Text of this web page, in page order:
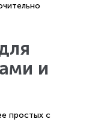
и
простых с